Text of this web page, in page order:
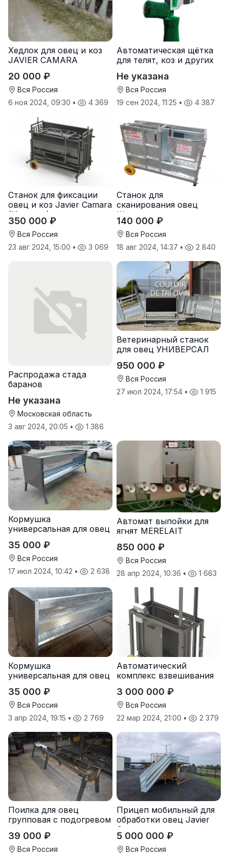
Хедлок для овец и коз
JAVIER CAMARA
20 000 ₽
Вся Россия
6 ноя 2024, 09:30 • 4 369
Автоматическая щётка
для телят, коз и других
Не указана
Вся Россия
19 сен 2024, 11:25 • 4 387
Станок для фиксации
овец и коз Javier Camara
(Испания)
350 000 ₽
Вся Россия
23 авг 2024, 15:00 • 3 069
Станок для
сканирования овец
Шипмастер
140 000 ₽
Вся Россия
18 авг 2024, 14:37 • 2 840
Распродажа стада
баранов
Не указана
Московская область
3 авг 2024, 20:05 • 1 386
Ветеринарный станок
для овец УНИВЕРСАЛ
950 000 ₽
Вся Россия
27 июл 2024, 17:54 • 1 915
Кормушка
универсальная для овец
35 000 ₽
Вся Россия
17 июл 2024, 10:42 • 2 638
Автомат выпойки для
ягнят MERELAIT
850 000 ₽
Вся Россия
28 апр 2024, 10:36 • 1 663
Кормушка
универсальная для овец
35 000 ₽
Вся Россия
3 апр 2024, 19:15 • 2 769
Автоматический
комплекс взвешивания
3 000 000 ₽
Вся Россия
22 мар 2024, 21:00 • 2 379
Поилка для овец
групповая с подогревом
39 000 ₽
Вся Россия
Прицеп мобильный для
обработки овец Javier
Camara
5 000 000 ₽
Вся Россия